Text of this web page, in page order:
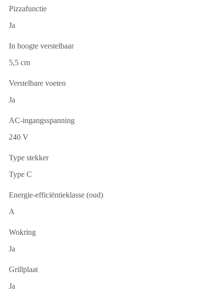
Pizzafunctie
Ja
In hoogte verstelbaar
5,5 cm
Verstelbare voeten
Ja
AC-ingangsspanning
240 V
Type stekker
Type C
Energie-efficiëntieklasse (oud)
A
Wokring
Ja
Grillplaat
Ja